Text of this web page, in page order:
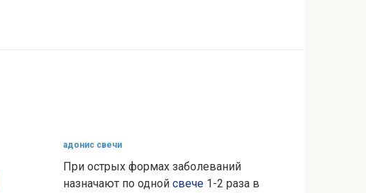
адонис свечи
При острых формах заболеваний
назначают по одной свече 1-2 раза в